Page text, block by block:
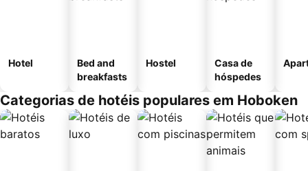
Hotel
Bed and
breakfasts
Hostel
Casa de
hóspedes
Categorias de hotéis populares em Hoboken